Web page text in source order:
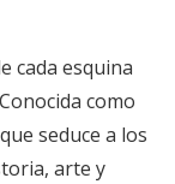
cada esquina
como
seduce a los
arte y